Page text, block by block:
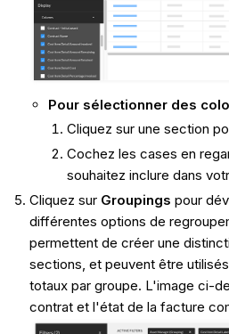
Pour sélectionner des
Cliquez sur une section
Cochez les cases en
souhaitez inclure dans
Cliquez sur Groupings pour
différentes options de
permettent de créer une
sections, et peuvent être
totaux par groupe. L'image ci-
contrat et l'état de la facture